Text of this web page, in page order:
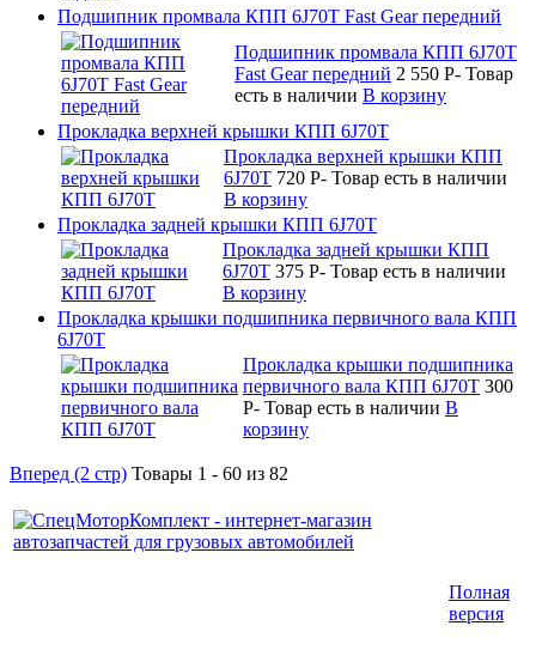
Подшипник промвала КПП 6J70T Fast Gear передний
Подшипник промвала КПП 6J70T
Fast Gear передний 2 550 P- Товар
есть в наличии В корзину
Прокладка верхней крышки КПП 6J70T
Прокладка верхней крышки КПП
6J70T 720 P- Товар есть в наличии
В корзину
Прокладка задней крышки КПП 6J70T
Прокладка задней крышки КПП
6J70T 375 P- Товар есть в наличии
В корзину
Прокладка крышки подшипника первичного вала КПП
6J70T
Прокладка крышки подшипника
первичного вала КПП 6J70T 300
P- Товар есть в наличии В
корзину
Вперед (2 стр) Товары 1 - 60 из 82
Полная
версия